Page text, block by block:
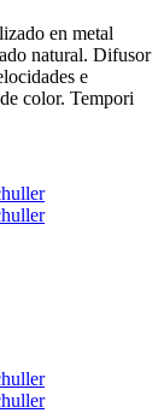
en metal
natural. Difusor
e
color. Tempori